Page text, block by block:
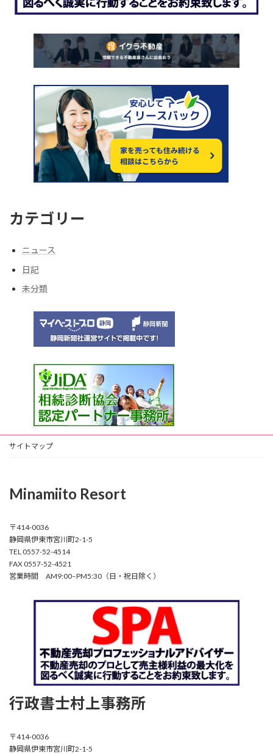
カテゴリー
ニュース
日記
未分類
サイトマップ
Minamiito Resort
〒414-0036
静岡県伊東市宮川町2-1-5
TEL 0557-52-4514
FAX 0557-52-4521
営業時間 AM9:00–PM5:30（日・祝日除く）
行政書士村上事務所
〒414-0036
静岡県伊東市宮川町2-1-5